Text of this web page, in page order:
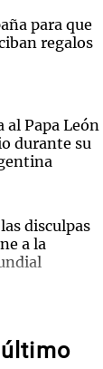
para que
regalos
al Papa León
durante su
disculpas
a la
entre los
una